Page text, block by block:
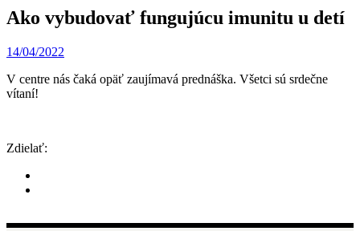
Ako vybudovať fungujúcu imunitu u detí
14/04/2022
V centre nás čaká opäť zaujímavá prednáška. Všetci sú srdečne
vítaní!
Zdielať: